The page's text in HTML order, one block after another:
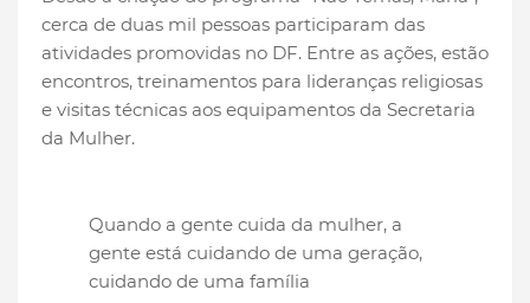
cerca de duas mil pessoas participaram das
atividades promovidas no DF. Entre as ações, estão
encontros, treinamentos para lideranças religiosas
e visitas técnicas aos equipamentos da Secretaria
da Mulher.
Quando a gente cuida da mulher, a
gente está cuidando de uma geração,
cuidando de uma família